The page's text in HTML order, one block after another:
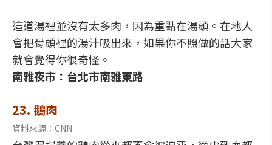
這道湯裡並沒有太多肉，因為重點在湯頭。在地人
會把骨頭裡的湯汁吸出來，如果你不照做的話大家
就會覺得你很奇怪。
南雅夜市：台北市南雅東路
23. 鵝肉
資料來源：CNN